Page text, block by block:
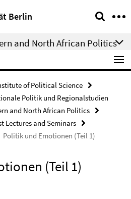
Berlin
and North African Politics
of Political Science
Politik und Regionalstudien
and North African Politics
Lectures and Seminars
Politik und Emotionen (Teil 1)
(Teil 1)